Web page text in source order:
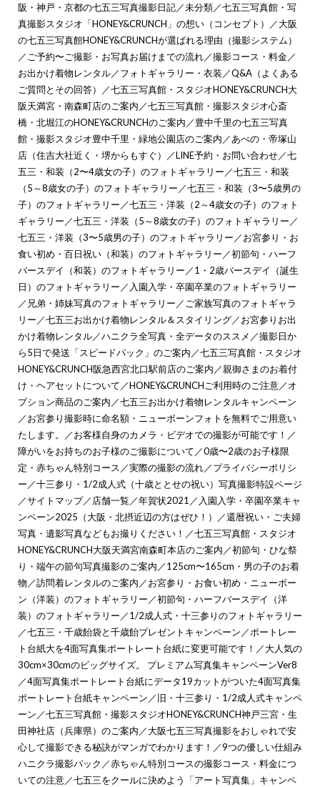
阪・神戸・京都の七五三写真撮影日記／未分類／七五三写真館・写
真撮影スタジオ「HONEY&CRUNCH」の想い（コンセプト）
／大阪
の七五三写真館HONEY&CRUNCHが選ばれる理由（撮影システム）
／ ご予約〜ご撮影・お写真お届けまでの流れ／撮影コース・料金／
お出かけ着物レンタル／フォトギャラリー・衣装 ／Q&A（よくある
ご質問とその回答）
／七五三写真館・スタジオHONEY&CRUNCH大
阪天満宮・南森町店のご案内 ／七五三写真館・撮影スタジオ心斎
橋・北堀江のHONEY&CRUNCHのご案内 ／豊中千里の七五三写真
館・撮影スタジオ豊中千里・緑地公園店のご案内 ／あべの・帝塚山
店（住吉大社近く・堺からもすぐ）
／LINE予約・お問い合わせ／七
五三・和装（2〜4歳女の子）のフォトギャラリー ／七五三・和装
（5～8歳女の子）のフォトギャラリー ／七五三・和装（3〜5歳男の
子）のフォトギャラリー ／七五三・洋装（2～4歳女の子）のフォト
ギャラリー ／七五三・洋装（5～8歳女の子）のフォトギャラリー ／
七五三・洋装（3〜5歳男の子）のフォトギャラリー ／お宮参り・お
食い初め・百日祝い（和装）のフォトギャラリー ／初節句・ハーフ
バースデイ（和装）のフォトギャラリー ／1・2歳バースデイ（誕生
日）のフォトギャラリー ／ 入園入学・卒園卒業のフォトギャラリー
／ 兄弟・姉妹写真のフォトギャラリー ／ ご家族写真のフォトギャラ
リー ／七五三お出かけ着物レンタル＆スタイリング／お宮参りお出
かけ着物レンタル／ハニクラ全写真・全データのススメ ／撮影日か
ら5日で発送「スピードパック」のご案内 ／七五三写真館・スタジオ
HONEY&CRUNCH阪急西宮北口駅前店のご案内 ／親御さまのお着付
け・ヘアセットについて ／HONEY&CRUNCHご利用時のご注意／オ
プション商品のご案内 ／七五三お出かけ着物レンタルキャンペーン
／お宮参り撮影時に命名額・ニューボーンフォトを無料でご用意い
たします。
／お客様自身のカメラ・ビデオでの撮影が可能です！ ／
障がいをお持ちのお子様のご撮影について ／0歳〜2歳のお子様限
定・赤ちゃん特別コース ／実際の撮影の流れ／プライバシーポリシ
ー ／十三参り・1/2成人式（十歳ととせの祝い）写真撮影特設ページ
／サイトマップ／ 店舗一覧 ／年賀状2021 ／ 入園入学・卒園卒業キャ
ンペーン2025（大阪・北摂近辺の方はぜひ！）
／還暦祝い・ご夫婦
写真・遺影写真などもお撮りください！ ／七五三写真館・スタジオ
HONEY&CRUNCH大阪天満宮南森町本店のご案内 ／初節句・ひな祭
り・端午の節句写真撮影のご案内 ／125cm〜165cm・男の子のお着
物 ／訪問着レンタルのご案内 ／お宮参り・お食い初め・ニューボー
ン（洋装）のフォトギャラリー ／初節句・ハーフバースデイ（洋
装）のフォトギャラリー ／1/2成人式・十三参りのフォトギャラリー
／七五三・千歳飴袋と千歳飴プレゼントキャンペーン ／ポートレー
ト台紙大を4面写真集ポートレート台紙に変更可能です！ ／大人気の
30cm×30cmのビッグサイズ。 プレミアム写真集キャンペーンVer8
／4面写真集ポートレート台紙にデータ19カットがついた4面写真集
ポートレート台紙キャンペーン ／旧・十三参り・1/2成人式キャンペ
ーン ／七五三写真館・撮影スタジオHONEY&CRUNCH神戸三宮・生
田神社店（兵庫県）のご案内 ／大阪七五三写真撮影をおしゃれで安
心して撮影できる秘訣がマンガでわかります！ ／9つの優しい仕組み
ハニクラ撮影パック ／赤ちゃん特別コースの撮影コース・料金につ
いての注意／七五三をクールに決めよう「アート写真集」キャンペ